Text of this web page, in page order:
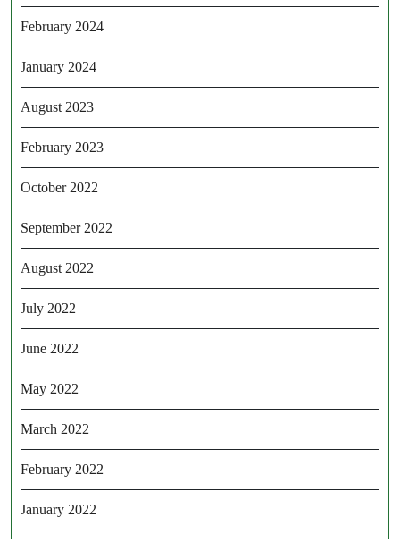
February 2024
January 2024
August 2023
February 2023
October 2022
September 2022
August 2022
July 2022
June 2022
May 2022
March 2022
February 2022
January 2022